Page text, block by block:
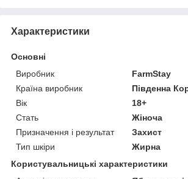
Характеристики
Основні
Виробник
FarmStay
Країна виробник
Південна
Вік
18+
Стать
Жіноча
Призначення і результат
Захист
Тип шкіри
Жирна
Користувальницькі характеристики